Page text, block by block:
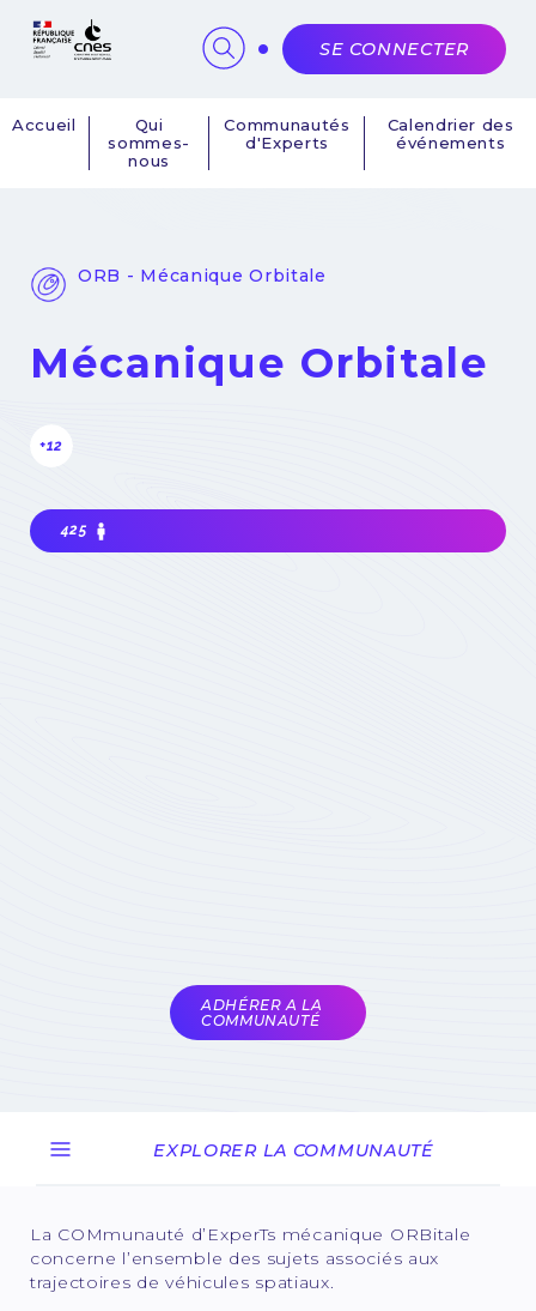
Navigation
Accueil
Qui
sommes-
nous
Communautés
d'Experts
Calendrier des
événements
SE CONNECTER
ORB - Mécanique Orbitale
Mécanique Orbitale
+12
425
ADHÉRER A LA
COMMUNAUTÉ
EXPLORER LA COMMUNAUTÉ
La COMmunauté d’ExperTs mécanique ORBitale
concerne l’ensemble des sujets associés aux
trajectoires de véhicules spatiaux.